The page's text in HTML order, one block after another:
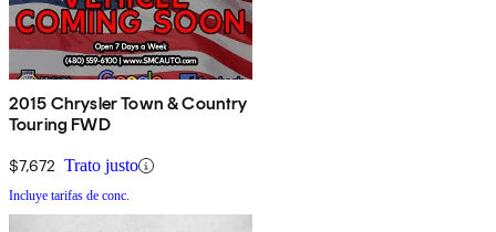
2015 Chrysler Town & Country
Touring FWD
$7,672 Trato justo
Incluye tarifas de conc.